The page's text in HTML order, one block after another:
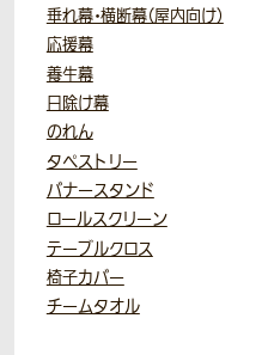
垂れ幕・横断幕（屋内向け）
応援幕
養生幕
日除け幕
のれん
タペストリー
バナースタンド
ロールスクリーン
テーブルクロス
椅子カバー
チームタオル